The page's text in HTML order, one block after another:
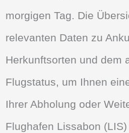
morgigen Tag. Die
relevanten Daten zu
Herkunftsorten und dem
Flugstatus, um Ihnen
Ihrer Abholung oder
Flughafen Lissabon